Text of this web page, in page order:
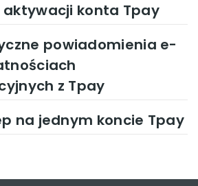
aktywacji konta Tpay
powiadomienia e-
z Tpay
na jednym koncie Tpay